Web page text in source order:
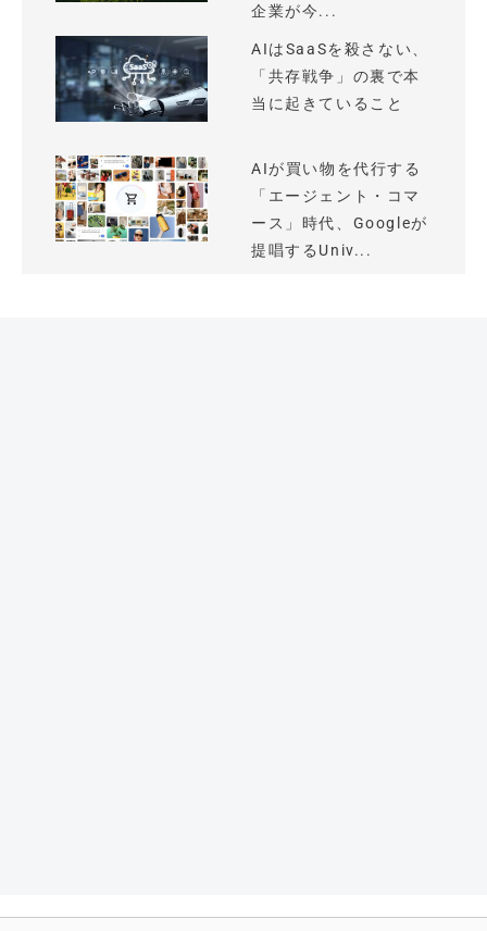
企業が今...
AIはSaaSを殺さない、
「共存戦争」の裏で本
当に起きていること
AIが買い物を代行する
「エージェント・コマ
ース」時代、Googleが
提唱するUniv...